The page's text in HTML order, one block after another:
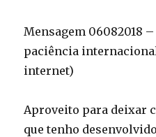
Mensagem 06082018
paciência
internet)
Aproveito para deixar
que tenho